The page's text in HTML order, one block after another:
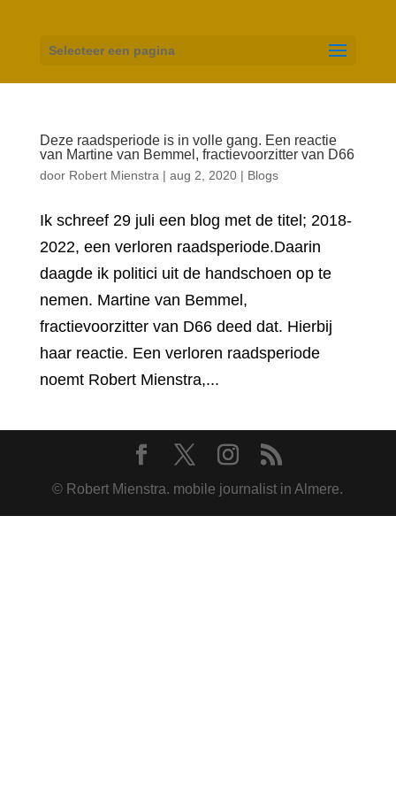
Selecteer een pagina
Deze raadsperiode is in volle gang. Een reactie
van Martine van Bemmel, fractievoorzitter van D66
door Robert Mienstra | aug 2, 2020| Blogs
Ik schreef 29 juli een blog met de titel; 2018-
2022, een verloren raadsperiode.Daarin
daagde ik politici uit de handschoen op te
nemen. Martine van Bemmel,
fractievoorzitter van D66 deed dat. Hierbij
haar reactie. Een verloren raadsperiode
noemt Robert Mienstra,...
© Robert Mienstra. mobile journalist in Almere.